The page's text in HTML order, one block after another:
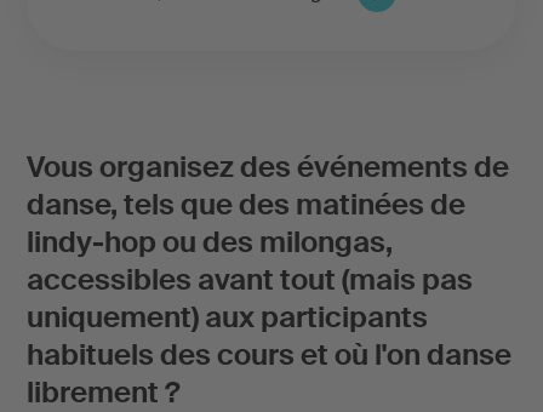
Vous organisez des événements de
danse, tels que des matinées de
lindy-hop ou des milongas,
accessibles avant tout (mais pas
uniquement) aux participants
habituels des cours et où l'on danse
librement ?